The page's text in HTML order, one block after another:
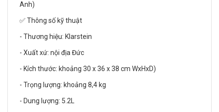
Anh)
✅ Thông số kỹ thuật
- Thương hiệu: Klarstein
- Xuất xứ: nội địa Đức
- Kích thước: khoảng 30 x 36 x 38 cm WxHxD)
- Trọng lượng: khoảng 8,4 kg
- Dung lượng: 5.2L